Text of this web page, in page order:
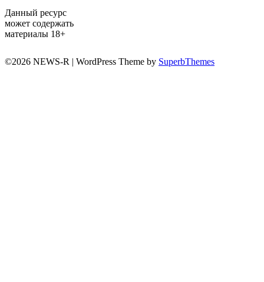
Данный ресурс
может содержать
материалы 18+
©2026 NEWS-R | WordPress Theme by SuperbThemes